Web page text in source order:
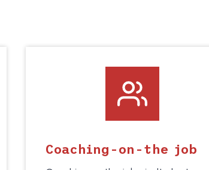
Coaching-on-the job